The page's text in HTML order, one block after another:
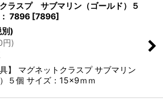
ラスプ サブマリン（ゴールド）５
7896 [7896]
別)
円)
具】 マグネットクラスプ サブマリン
）５個 サイズ：15×9ｍｍ